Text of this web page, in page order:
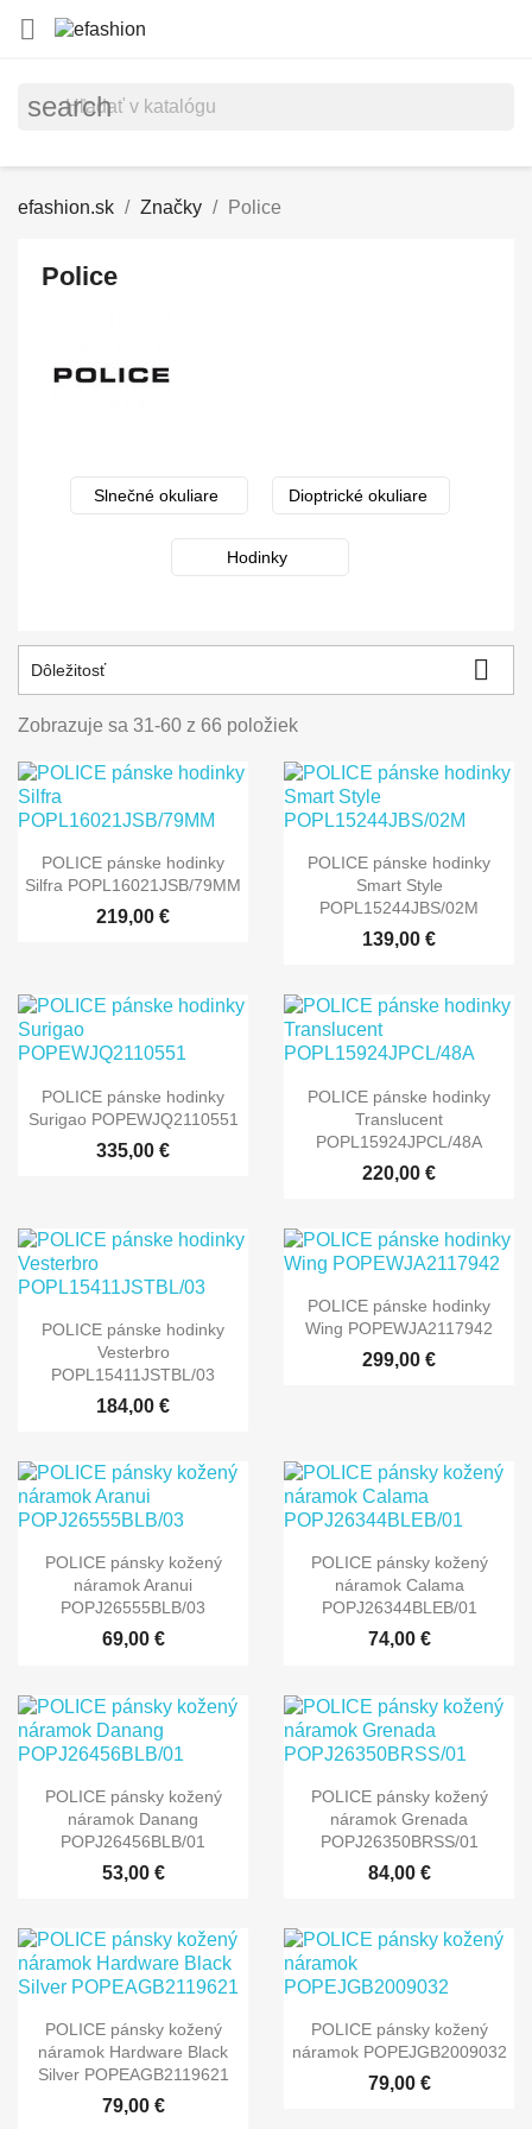

search
efashion.sk Značky Police
Police
Slnečné okuliare Dioptrické okuliare
Hodinky
Dôležitosť 
Zobrazuje sa 31-60 z 66 položiek
POLICE pánske hodinky
Silfra POPL16021JSB/79MM
219,00 €
POLICE pánske hodinky
Smart Style
POPL15244JBS/02M
139,00 €
POLICE pánske hodinky
Surigao POPEWJQ2110551
335,00 €
POLICE pánske hodinky
Translucent
POPL15924JPCL/48A
220,00 €
POLICE pánske hodinky
Vesterbro
POPL15411JSTBL/03
184,00 €
POLICE pánske hodinky
Wing POPEWJA2117942
299,00 €
POLICE pánsky kožený
náramok Aranui
POPJ26555BLB/03
69,00 €
POLICE pánsky kožený
náramok Calama
POPJ26344BLEB/01
74,00 €
POLICE pánsky kožený
náramok Danang
POPJ26456BLB/01
53,00 €
POLICE pánsky kožený
náramok Grenada
POPJ26350BRSS/01
84,00 €
POLICE pánsky kožený
náramok Hardware Black
Silver POPEAGB2119621
79,00 €
POLICE pánsky kožený
náramok POPEJGB2009032
79,00 €